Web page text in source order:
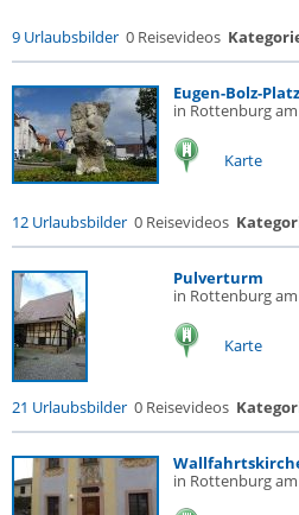
9 Urlaubsbilder 0 Reisevideos
Eugen-Bolz-Platz
in Rottenburg
Karte
12 Urlaubsbilder 0 Reisevideos
Pulverturm
in Rottenburg
Karte
21 Urlaubsbilder 0 Reisevideos
in Rottenburg